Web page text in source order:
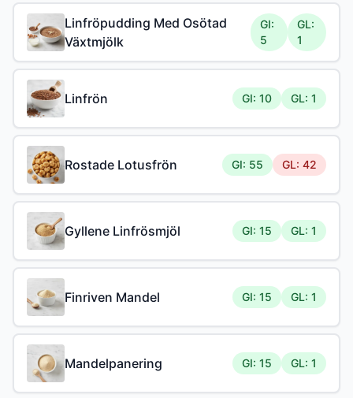
Linfröpudding Med Osötad
Växtmjölk
GI:
5
GL:
1
Linfrön GI: 10 GL: 1
Rostade Lotusfrön GI: 55 GL: 42
Gyllene Linfrösmjöl GI: 15 GL: 1
Finriven Mandel GI: 15 GL: 1
Mandelpanering GI: 15 GL: 1